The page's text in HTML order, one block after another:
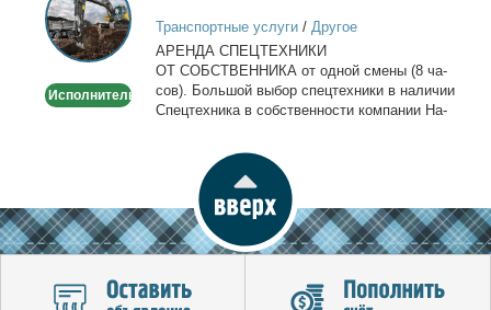
спецтехники
в
Москве
Исполнитель
Транспортные услуги/ Другое
АРЕНДА СПЕЦТЕХНИКИ
ОТ СОБСТВЕННИКА от од­ной сме­ны (8 ча­
сов). Боль­шой вы­бор спец­тех­ни­ки в на­ли­чии
Спец­тех­ни­ка в соб­ствен­но­сти ком­па­нии На­